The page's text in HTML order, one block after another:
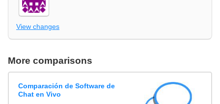
View changes
More comparisons
Comparación de Software de
Chat en Vivo